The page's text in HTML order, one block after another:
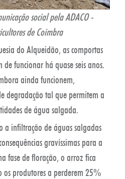
social pela ADACO -
de Coimbra
do Alqueidão, as comportas
funcionar há quase seis anos.
ainda funcionem,
degradação tal que permitem a
de água salgada.
a infiltração de águas salgadas
gravíssimas para a
fase de floração, o arroz fica
produtores a perderem 25%